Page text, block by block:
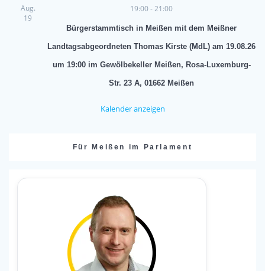
Aug.
19
19:00-21:00
Bürgerstammtisch in Meißen mit dem Meißner
Landtagsabgeordneten Thomas Kirste (MdL) am 19.08.26
um 19:00 im Gewölbekeller Meißen, Rosa-Luxemburg-
Str. 23 A, 01662 Meißen
Kalender anzeigen
Für Meißen im Parlament